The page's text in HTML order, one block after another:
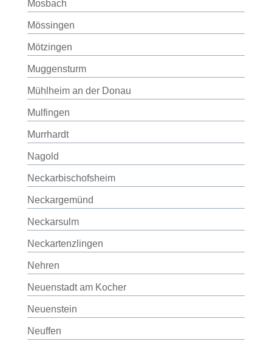
Mosbach
Mössingen
Mötzingen
Muggensturm
Mühlheim an der Donau
Mulfingen
Murrhardt
Nagold
Neckarbischofsheim
Neckargemünd
Neckarsulm
Neckartenzlingen
Nehren
Neuenstadt am Kocher
Neuenstein
Neuffen